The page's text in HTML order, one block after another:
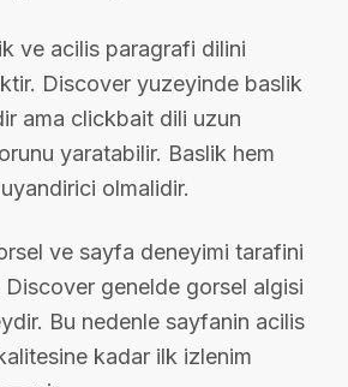
ve acilis paragrafi dilini
Discover yuzeyinde baslik
ama clickbait dili uzun
yaratabilir. Baslik hem
olmalidir.
ve sayfa deneyimi tarafini
genelde gorsel algisi
Bu nedenle sayfanin acilis
kadar ilk izlenim